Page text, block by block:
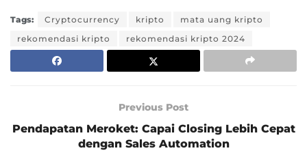
Tags: Cryptocurrency kripto
mata uang kripto
rekomendasi kripto
rekomendasi kripto 2024
Previous Post
Pendapatan Meroket: Capai Closing Lebih Cepat
dengan Sales Automation